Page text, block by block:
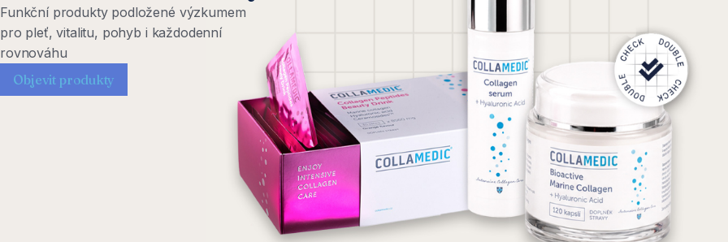
s
e
Funkční produkty podložené výzkumem
pro pleť, vitalitu, pohyb i každodenní
rovnováhu
Objevit produkty